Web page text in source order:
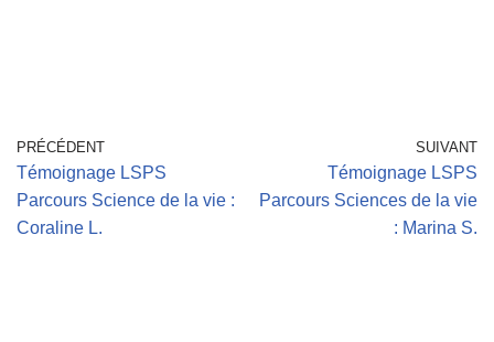
PRÉCÉDENT
Témoignage LSPS
Parcours Science de la vie :
Coraline L.
SUIVANT
Témoignage LSPS
Parcours Sciences de la vie
: Marina S.